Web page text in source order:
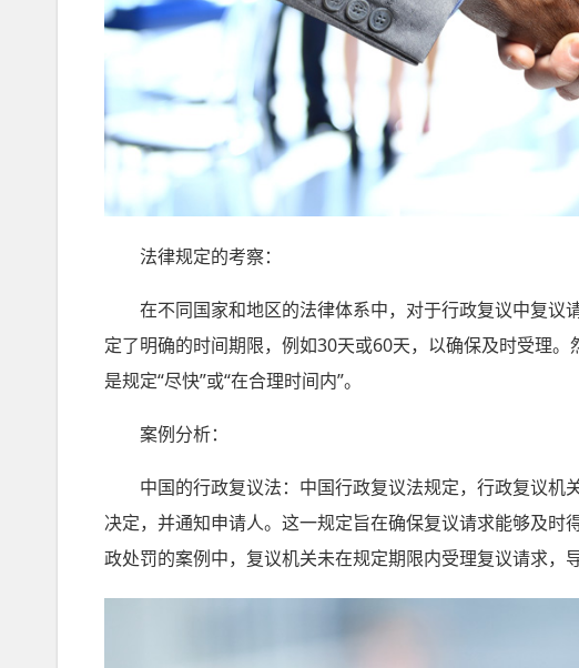
法律规定的考察：
在不同国家和地区的法律体系中，对于行政复议中复议
定了明确的时间期限，例如30天或60天，以确保及时受理
是规定“尽快”或“在合理时间内”。
案例分析：
中国的行政复议法：中国行政复议法规定，行政复议机
决定，并通知申请人。这一规定旨在确保复议请求能够及
政处罚的案例中，复议机关未在规定期限内受理复议请求，